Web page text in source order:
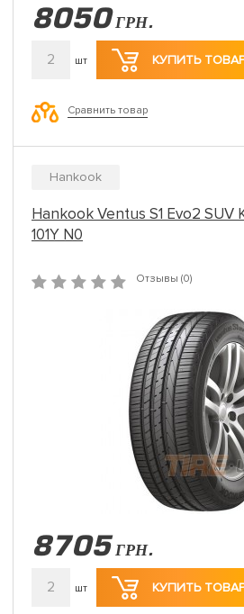
8050 ГРН.
2 шт КУПИТЬ
Сравнить товар
Hankook
Hankook Ventus S1 Evo2 SUV
101Y N0
Отзывы (0)
8705 ГРН.
2 шт КУПИТЬ